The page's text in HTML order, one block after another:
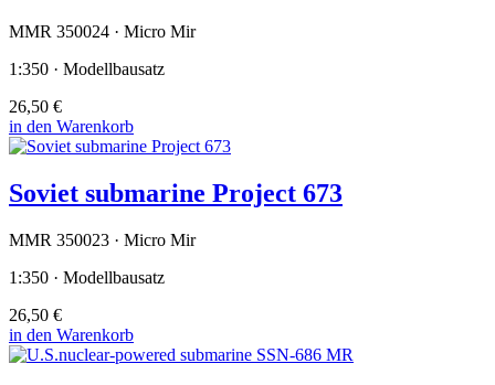
MMR 350024 · Micro Mir
1:350 · Modellbausatz
26,50 €
in den Warenkorb
Soviet submarine Project 673
MMR 350023 · Micro Mir
1:350 · Modellbausatz
26,50 €
in den Warenkorb